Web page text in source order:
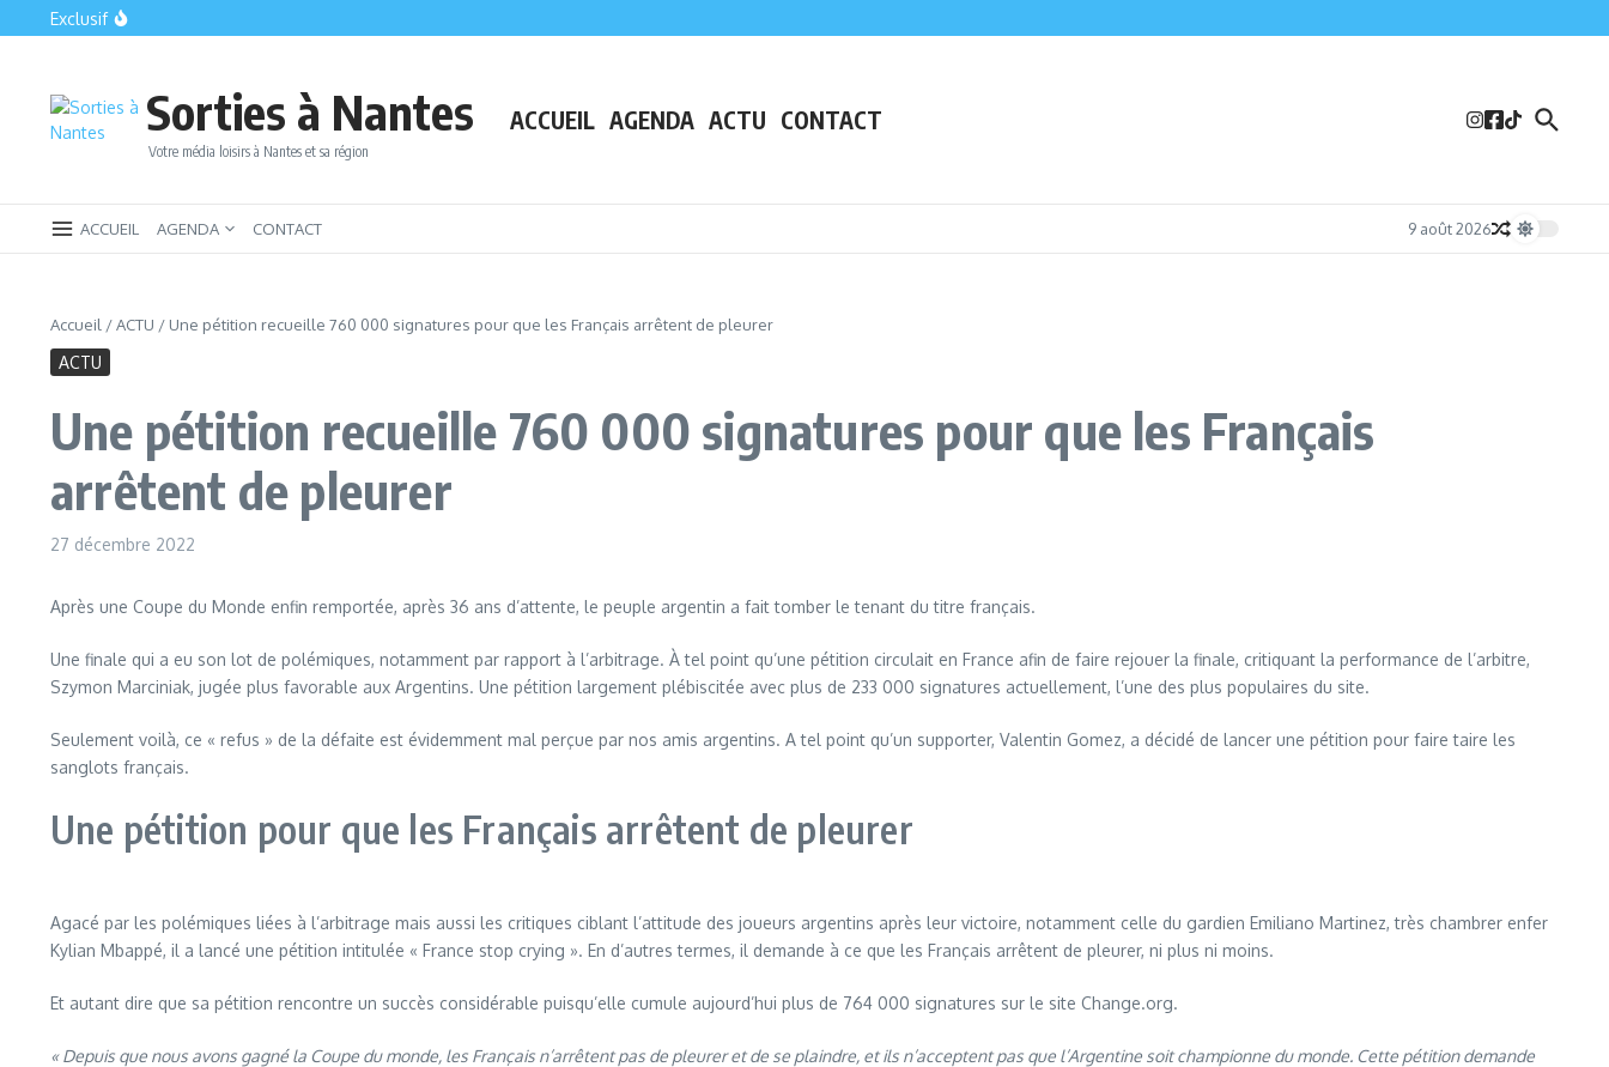
Aller au contenu
Exclusif
Nantes en travaux : à quoi ressemblera la ville quand tout sera fini ?
Sorties à Nantes
Votre média loisirs à Nantes et sa région
ACCUEIL AGENDA ACTU CONTACT
ACCUEIL AGENDA CONTACT 9 août 2026
Accueil /ACTU / Une pétition recueille 760 000 signatures pour que les Français arrêtent de pleurer
ACTU
Une pétition recueille 760 000 signatures pour que les Français
arrêtent de pleurer
27 décembre 2022
Après une Coupe du Monde enfin remportée, après 36 ans d’attente, le peuple argentin a fait tomber le tenant du titre français.
Une finale qui a eu son lot de polémiques, notamment par rapport à l’arbitrage. À tel point qu’une pétition circulait en France afin de faire rejouer la finale, critiquant la performance de l’arbitre,
Szymon Marciniak, jugée plus favorable aux Argentins. Une pétition largement plébiscitée avec plus de 233 000 signatures actuellement, l’une des plus populaires du site.
Seulement voilà, ce « refus » de la défaite est évidemment mal perçue par nos amis argentins. A tel point qu’un supporter, Valentin Gomez, a décidé de lancer une pétition pour faire taire les
sanglots français.
Une pétition pour que les Français arrêtent de pleurer
Agacé par les polémiques liées à l’arbitrage mais aussi les critiques ciblant l’attitude des joueurs argentins après leur victoire, notamment celle du gardien Emiliano Martinez, très chambrer enfer
Kylian Mbappé, il a lancé une pétition intitulée « France stop crying ». En d’autres termes, il demande à ce que les Français arrêtent de pleurer, ni plus ni moins.
Et autant dire que sa pétition rencontre un succès considérable puisqu’elle cumule aujourd’hui plus de 764 000 signatures sur le site Change.org.
« Depuis que nous avons gagné la Coupe du monde, les Français n’arrêtent pas de pleurer et de se plaindre, et ils n’acceptent pas que l’Argentine soit championne du monde. Cette pétition demande